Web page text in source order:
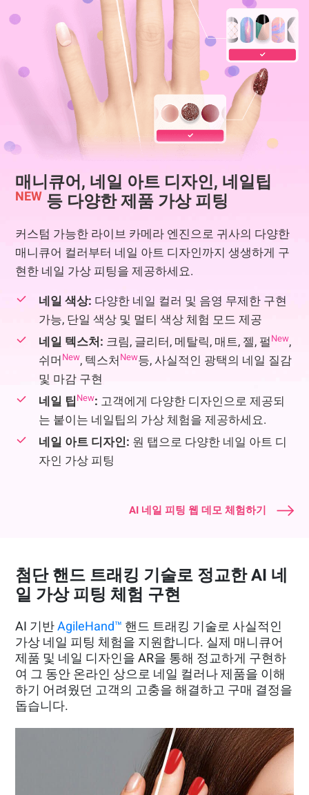
매니큐어, 네일 아트 디자인, 네일팁
NEW 등 다양한 제품 가상 피팅
커스텀 가능한 라이브 카메라 엔진으로 귀사의 다양한
매니큐어 컬러부터 네일 아트 디자인까지 생생하게 구
현한 네일 가상 피팅을 제공하세요.
네일 색상: 다양한 네일 컬러 및 음영 무제한 구현
가능, 단일 색상 및 멀티 색상 체험 모드 제공
네일 텍스처: 크림, 글리터, 메탈릭, 매트, 젤, 펄 New,
쉬머 New, 텍스처 New등, 사실적인 광택의 네일 질감
및 마감 구현
네일 팁 New: 고객에게 다양한 디자인으로 제공되
는 붙이는 네일팁의 가상 체험을 제공하세요.
네일 아트 디자인: 원 탭으로 다양한 네일 아트 디
자인 가상 피팅
AI 네일 피팅 웹 데모 체험하기
첨단 핸드 트래킹 기술로 정교한 AI 네
일 가상 피팅 체험 구현
AI 기반AgileHand™ 핸드 트래킹 기술로 사실적인
가상 네일 피팅 체험을 지원합니다. 실제 매니큐어
제품 및 네일 디자인을 AR을 통해 정교하게 구현하
여 그 동안 온라인 상으로 네일 컬러나 제품을 이해
하기 어려웠던 고객의 고충을 해결하고 구매 결정을
돕습니다.